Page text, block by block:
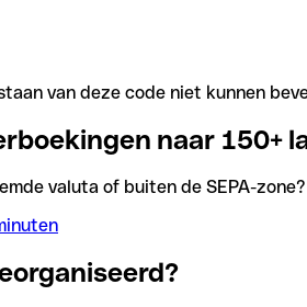
van deze code niet kunnen
naar 150+
valuta of buiten de SEPA-